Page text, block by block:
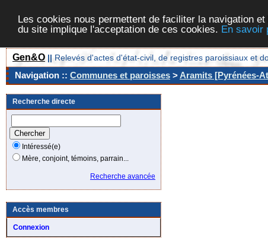
Les cookies nous permettent de faciliter la navigation
du site implique l'acceptation de ces cookies. En savoir
Gen&O || Relevés d'actes d'état-civil, de registres paroissiaux et
Navigation :: Communes et paroisses >Aramits [Pyrénées-
Recherche directe
Intéressé(e)
Mère, conjoint, témoins, parrain...
Recherche avancée
Accès membres
Connexion